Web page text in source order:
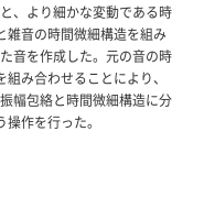
、より細かな変動である時
雑音の時間微細構造を組み
音を作成した。元の音の時
み合わせることにより、
幅包絡と時間微細構造に分
作を行った。